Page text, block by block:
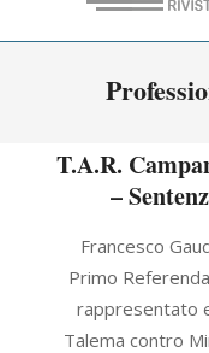
Giustamm
Navigation
T.A.R.
–
12
Francesco
Primo
rappresentato
Talema contro